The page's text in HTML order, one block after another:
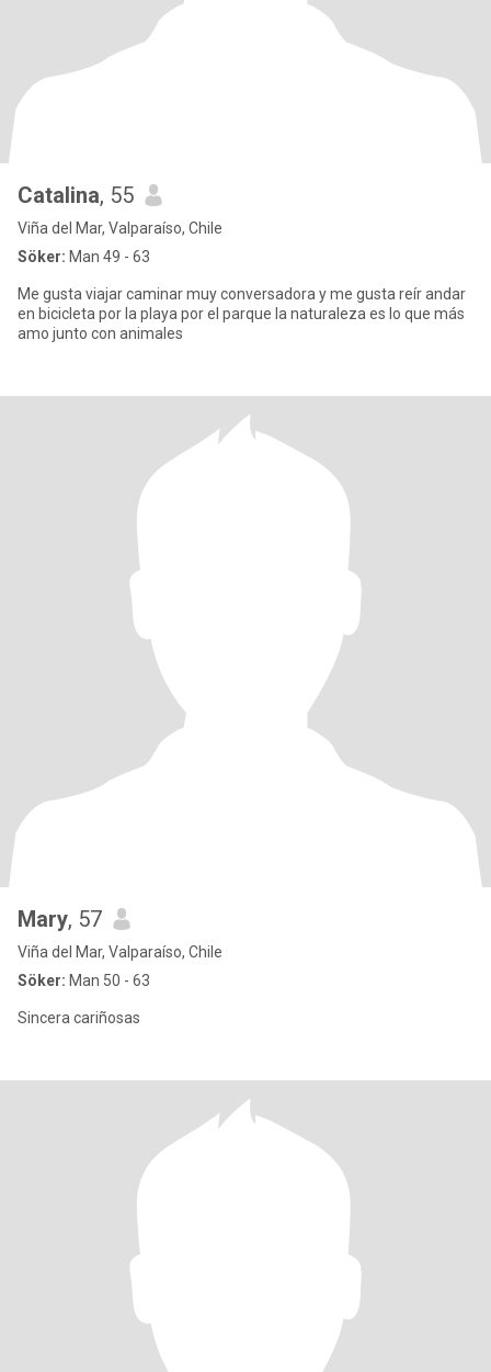
Catalina, 55
Viña del Mar, Valparaíso, Chile
Söker: Man 49 - 63
Me gusta viajar caminar muy conversadora y me gusta reír andar
en bicicleta por la playa por el parque la naturaleza es lo que más
amo junto con animales
Mary, 57
Viña del Mar, Valparaíso, Chile
Söker: Man 50 - 63
Sincera cariñosas